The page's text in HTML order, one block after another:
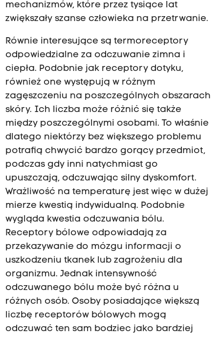
mechanizmów, które przez tysiące lat
zwiększały szanse człowieka na przetrwanie.
Równie interesujące są termoreceptory
odpowiedzialne za odczuwanie zimna i
ciepła. Podobnie jak receptory dotyku,
również one występują w różnym
zagęszczeniu na poszczególnych obszarach
skóry. Ich liczba może różnić się także
między poszczególnymi osobami. To właśnie
dlatego niektórzy bez większego problemu
potrafią chwycić bardzo gorący przedmiot,
podczas gdy inni natychmiast go
upuszczają, odczuwając silny dyskomfort.
Wrażliwość na temperaturę jest więc w dużej
mierze kwestią indywidualną. Podobnie
wygląda kwestia odczuwania bólu.
Receptory bólowe odpowiadają za
przekazywanie do mózgu informacji o
uszkodzeniu tkanek lub zagrożeniu dla
organizmu. Jednak intensywność
odczuwanego bólu może być różna u
różnych osób. Osoby posiadające większą
liczbę receptorów bólowych mogą
odczuwać ten sam bodziec jako bardziej